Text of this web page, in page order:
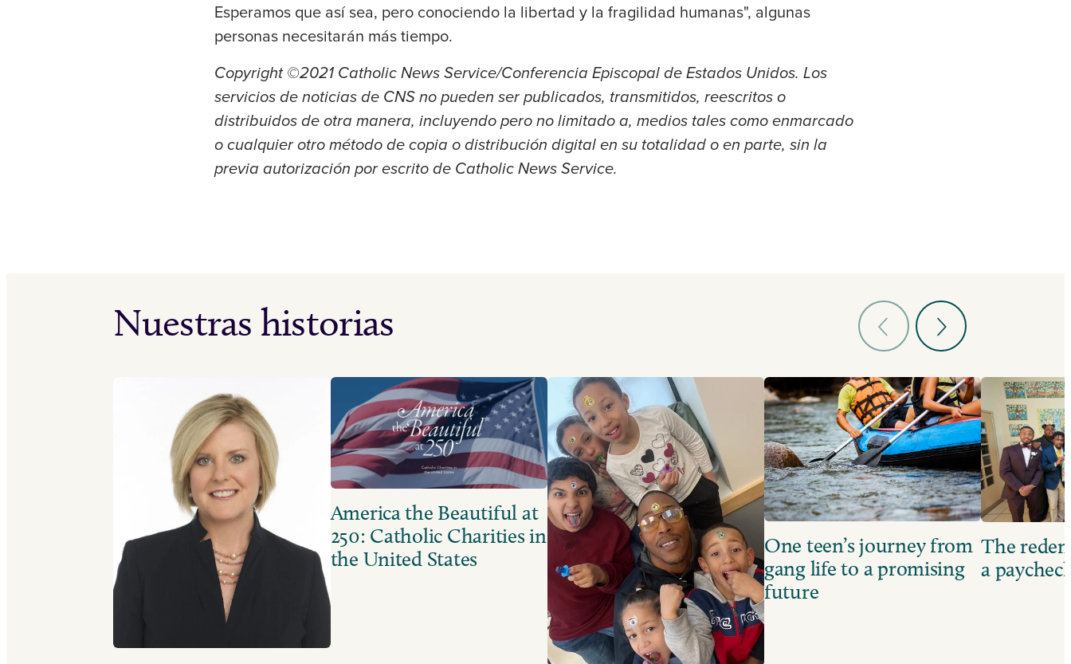
Esperamos que así sea, pero conociendo la libertad y la fragilidad humanas", algunas
personas necesitarán más tiempo.
Copyright ©2021 Catholic News Service/Conferencia Episcopal de Estados Unidos. Los
servicios de noticias de CNS no pueden ser publicados, transmitidos, reescritos o
distribuidos de otra manera, incluyendo pero no limitado a, medios tales como enmarcado
o cualquier otro método de copia o distribución digital en su totalidad o en parte, sin la
previa autorización por escrito de Catholic News Service.
Nuestras historias
America the Beautiful at
250: Catholic Charities in
the United States
One teen’s journey from
gang life to a promising
future
The
a